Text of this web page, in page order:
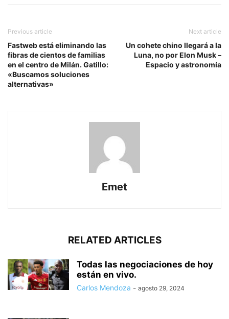
Previous article
Fastweb está eliminando las
fibras de cientos de familias
en el centro de Milán. Gatillo:
«Buscamos soluciones
alternativas»
Next article
Un cohete chino llegará a la
Luna, no por Elon Musk –
Espacio y astronomía
Emet
RELATED ARTICLES
Todas las negociaciones de hoy
están en vivo.
Carlos Mendoza - agosto 29, 2024